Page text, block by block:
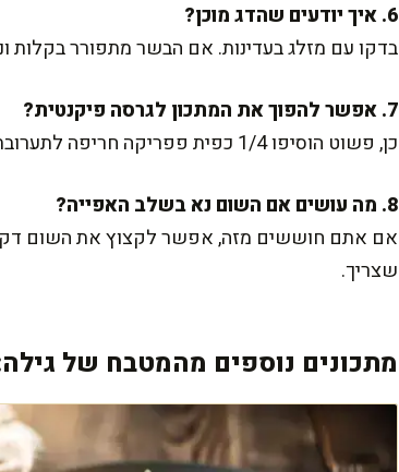
6. איך יודעים שהדג מוכן?
בדקו עם מזלג בעדינות. אם הבשר מתפורר בקלות
7. אפשר להפוך את המתכון לגרסה פיקנטית?
כן, פשוט הוסיפו 1/4 כפית פפריקה חריפה לתערובת התיבול, או אפילו מעט פלפל צ'ילי קצוץ. זה יוסיף עוקץ נהדר.
8. מה עושים אם השום נא בשלב האפייה?
אם אתם חוששים מזה, אפשר לקצוץ את השום דק
שצריך.
מתכונים נוספים מהמטבח של